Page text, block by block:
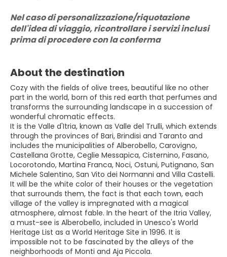
Nel caso di personalizzazione/riquotazione
dell'idea di viaggio, ricontrollare i servizi inclusi
prima di procedere con la conferma
About the destination
Cozy with the fields of olive trees, beautiful like no other
part in the world, born of this red earth that perfumes and
transforms the surrounding landscape in a succession of
wonderful chromatic effects.
It is the Valle d'Itria, known as Valle del Trulli, which extends
through the provinces of Bari, Brindisi and Taranto and
includes the municipalities of Alberobello, Carovigno,
Castellana Grotte, Ceglie Messapica, Cisternino, Fasano,
Locorotondo, Martina Franca, Noci, Ostuni, Putignano, San
Michele Salentino, San Vito dei Normanni and Villa Castelli.
It will be the white color of their houses or the vegetation
that surrounds them, the fact is that each town, each
village of the valley is impregnated with a magical
atmosphere, almost fable. In the heart of the Itria Valley,
a must-see is Alberobello, included in Unesco's World
Heritage List as a World Heritage Site in 1996. It is
impossible not to be fascinated by the alleys of the
neighborhoods of Monti and Aja Piccola.